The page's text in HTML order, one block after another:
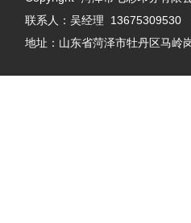
联系人：吴经理
地址：山东省菏泽市牡丹区马